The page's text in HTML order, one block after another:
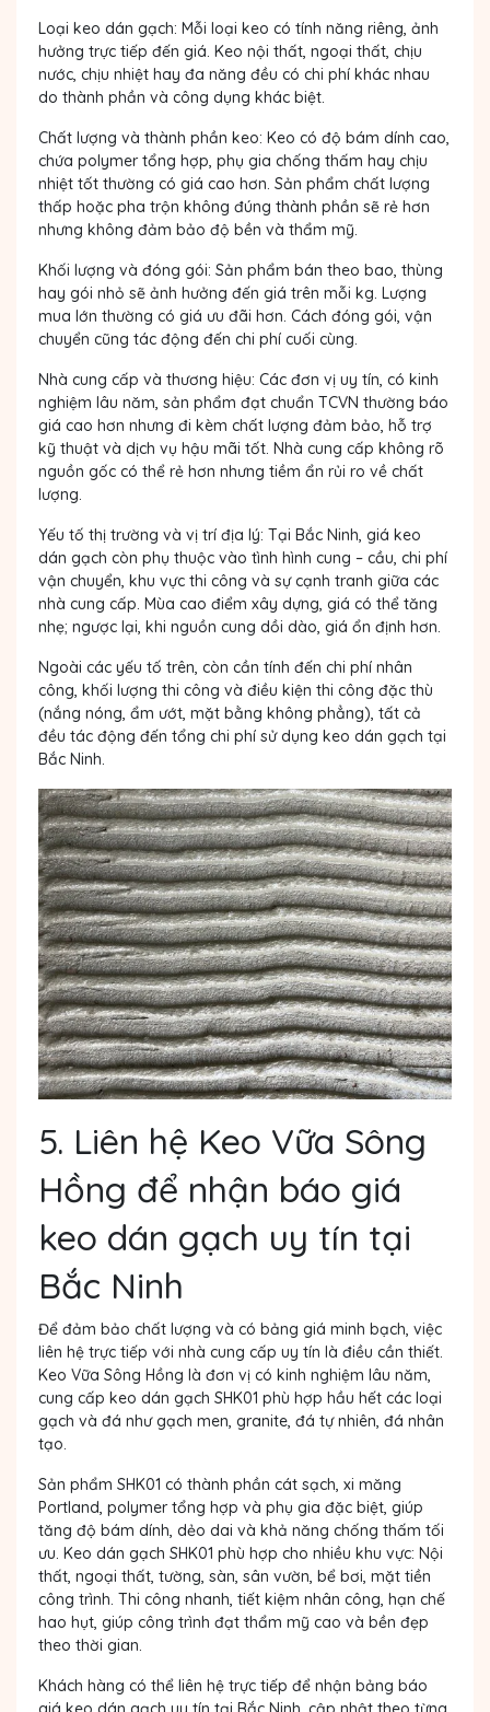
Loại keo dán gạch: Mỗi loại keo có tính năng riêng, ảnh
hưởng trực tiếp đến giá. Keo nội thất, ngoại thất, chịu
nước, chịu nhiệt hay đa năng đều có chi phí khác nhau
do thành phần và công dụng khác biệt.
Chất lượng và thành phần keo: Keo có độ bám dính cao,
chứa polymer tổng hợp, phụ gia chống thấm hay chịu
nhiệt tốt thường có giá cao hơn. Sản phẩm chất lượng
thấp hoặc pha trộn không đúng thành phần sẽ rẻ hơn
nhưng không đảm bảo độ bền và thẩm mỹ.
Khối lượng và đóng gói: Sản phẩm bán theo bao, thùng
hay gói nhỏ sẽ ảnh hưởng đến giá trên mỗi kg. Lượng
mua lớn thường có giá ưu đãi hơn. Cách đóng gói, vận
chuyển cũng tác động đến chi phí cuối cùng.
Nhà cung cấp và thương hiệu: Các đơn vị uy tín, có kinh
nghiệm lâu năm, sản phẩm đạt chuẩn TCVN thường báo
giá cao hơn nhưng đi kèm chất lượng đảm bảo, hỗ trợ
kỹ thuật và dịch vụ hậu mãi tốt. Nhà cung cấp không rõ
nguồn gốc có thể rẻ hơn nhưng tiềm ẩn rủi ro về chất
lượng.
Yếu tố thị trường và vị trí địa lý: Tại Bắc Ninh, giá keo
dán gạch còn phụ thuộc vào tình hình cung – cầu, chi phí
vận chuyển, khu vực thi công và sự cạnh tranh giữa các
nhà cung cấp. Mùa cao điểm xây dựng, giá có thể tăng
nhẹ; ngược lại, khi nguồn cung dồi dào, giá ổn định hơn.
Ngoài các yếu tố trên, còn cần tính đến chi phí nhân
công, khối lượng thi công và điều kiện thi công đặc thù
(nắng nóng, ẩm ướt, mặt bằng không phẳng), tất cả
đều tác động đến tổng chi phí sử dụng keo dán gạch tại
Bắc Ninh.
5. Liên hệ Keo Vữa Sông
Hồng để nhận báo giá
keo dán gạch uy tín tại
Bắc Ninh
Để đảm bảo chất lượng và có bảng giá minh bạch, việc
liên hệ trực tiếp với nhà cung cấp uy tín là điều cần thiết.
Keo Vữa Sông Hồng là đơn vị có kinh nghiệm lâu năm,
cung cấp keo dán gạch SHK01 phù hợp hầu hết các loại
gạch và đá như gạch men, granite, đá tự nhiên, đá nhân
tạo.
Sản phẩm SHK01 có thành phần cát sạch, xi măng
Portland, polymer tổng hợp và phụ gia đặc biệt, giúp
tăng độ bám dính, dẻo dai và khả năng chống thấm tối
ưu. Keo dán gạch SHK01 phù hợp cho nhiều khu vực: Nội
thất, ngoại thất, tường, sàn, sân vườn, bể bơi, mặt tiền
công trình. Thi công nhanh, tiết kiệm nhân công, hạn chế
hao hụt, giúp công trình đạt thẩm mỹ cao và bền đẹp
theo thời gian.
Khách hàng có thể liên hệ trực tiếp để nhận bảng báo